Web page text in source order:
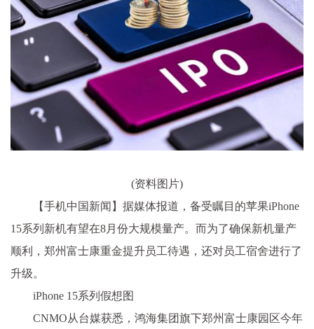
(资料图片)
【手机中国新闻】据媒体报道，备受瞩目的苹果iPhone
15系列新机有望在8月份大规模量产。而为了确保新机量产
顺利，郑州富士康重金提升员工待遇，还对员工宿舍进行了
升级。
iPhone 15系列假想图
CNMO从台媒获悉，鸿海集团旗下郑州富士康园区今年